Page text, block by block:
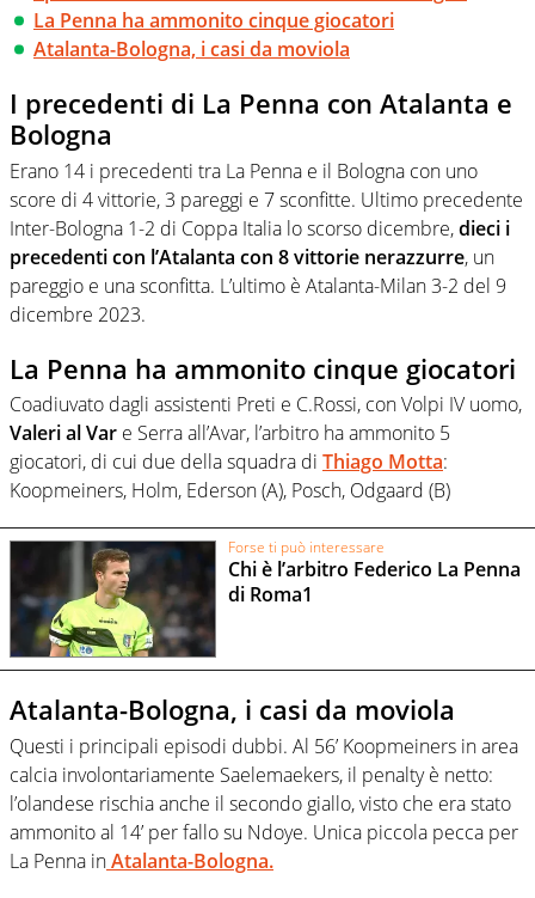
La Penna ha ammonito cinque giocatori
Atalanta-Bologna, i casi da moviola
I precedenti di La Penna con Atalanta e
Bologna
Erano 14 i precedenti tra La Penna e il Bologna con uno
score di 4 vittorie, 3 pareggi e 7 sconfitte. Ultimo precedente
Inter-Bologna 1-2 di Coppa Italia lo scorso dicembre,dieci i
precedenti con l’Atalanta con 8 vittorie nerazzurre, un
pareggio e una sconfitta. L’ultimo è Atalanta-Milan 3-2 del 9
dicembre 2023.
La Penna ha ammonito cinque giocatori
Coadiuvato dagli assistenti Preti e C.Rossi, con Volpi IV uomo,
Valeri al Var e Serra all’Avar, l’arbitro ha ammonito 5
giocatori, di cui due della squadra di Thiago Motta:
Koopmeiners, Holm, Ederson (A), Posch, Odgaard (B)
Forse ti può interessare
Chi è l’arbitro Federico La Penna
di Roma1
Atalanta-Bologna, i casi da moviola
Questi i principali episodi dubbi. Al 56’ Koopmeiners in area
calcia involontariamente Saelemaekers, il penalty è netto:
l’olandese rischia anche il secondo giallo, visto che era stato
ammonito al 14’ per fallo su Ndoye. Unica piccola pecca per
La Penna inAtalanta-Bologna.